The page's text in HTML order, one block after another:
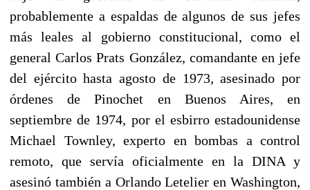
probablemente a espaldas de algunos de sus jefes
más leales al gobierno constitucional, como el
general Carlos Prats González, comandante en jefe
del ejército hasta agosto de 1973, asesinado por
órdenes de Pinochet en Buenos Aires, en
septiembre de 1974, por el esbirro estadounidense
Michael Townley, experto en bombas a control
remoto, que servía oficialmente en la DINA y
asesinó también a Orlando Letelier en Washington,